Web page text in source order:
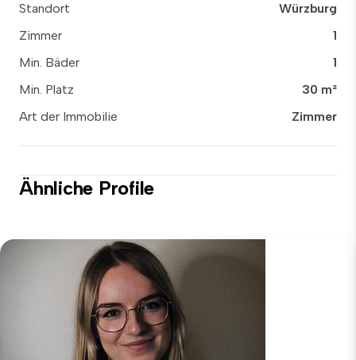
Standort
Würzburg
Zimmer
1
Min. Bäder
1
Min. Platz
30 m²
Art der Immobilie
Zimmer
Ähnliche Profile